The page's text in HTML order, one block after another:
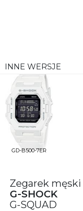
INNE WERSJE
GD-B500-7ER
Zegarek męski
G-SHOCK
G-SQUAD